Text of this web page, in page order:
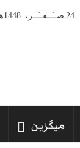
24 صــَــفــَــر، 1448ھ
میگزین